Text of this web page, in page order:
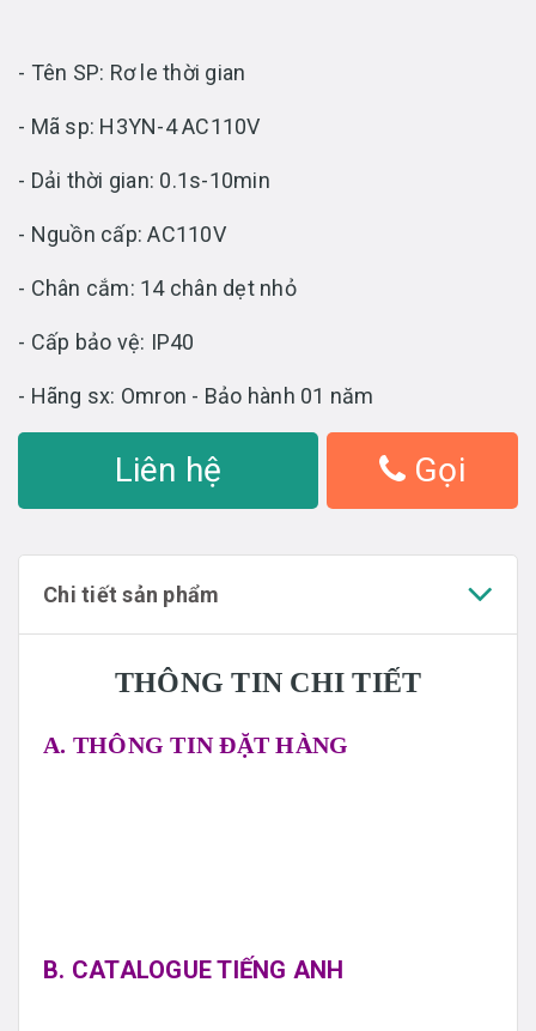
- Tên SP: Rơ le thời gian
- Mã sp: H3YN-4 AC110V
- Dải thời gian: 0.1s-10min
- Nguồn cấp: AC110V
- Chân cắm: 14 chân dẹt nhỏ
- Cấp bảo vệ: IP40
- Hãng sx: Omron - Bảo hành 01 năm
Liên hệ Gọi
Chi tiết sản phẩm
THÔNG TIN CHI TIẾT
A. THÔNG TIN ĐẶT HÀNG
B. CATALOGUE TIẾNG ANH